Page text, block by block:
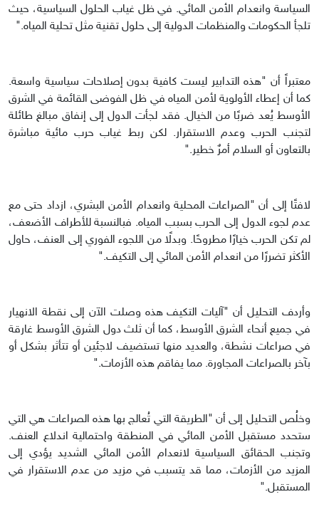
السياسة وانعدام الأمن المائي. في ظل غياب الحلول السياسية، حيث
تلجأ الحكومات والمنظمات الدولية إلى حلول تقنية مثل تحلية المياه."
معتبراً أن "هذه التدابير ليست كافية بدون إصلاحات سياسية واسعة.
كما أن إعطاء الأولوية لأمن المياه في ظل الفوضى القائمة في الشرق
الأوسط يُعد ضربًا من الخيال. فقد لجأت الدول إلى إنفاق مبالغ طائلة
لتجنب الحرب وعدم الاستقرار. لكن ربط غياب حرب مائية مباشرة
بالتعاون أو السلام أمرٌ خطير."
لافتًا إلى أن "الصراعات المحلية وانعدام الأمن البشري، ازداد حتى مع
عدم لجوء الدول إلى الحرب بسبب المياه. فبالنسبة للأطراف الأضعف،
لم تكن الحرب خيارًا مطروحًا. وبدلًا من اللجوء الفوري إلى العنف، حاول
الأكثر تضررًا من انعدام الأمن المائي إلى التكيف."
وأردف التحليل أن "آليات التكيف هذه وصلت الآن إلى نقطة الانهيار
في جميع أنحاء الشرق الأوسط، كما أن ثلث دول الشرق الأوسط غارقة
في صراعات نشطة، والعديد منها تستضيف لاجئين أو تتأثر بشكل أو
بآخر بالصراعات المجاورة. مما يفاقم هذه الأزمات."
وخلُص التحليل إلى أن "الطريقة التي تُعالج بها هذه الصراعات هي التي
ستحدد مستقبل الأمن المائي في المنطقة واحتمالية اندلاع العنف.
وتجنب الحقائق السياسية لانعدام الأمن المائي الشديد يؤدي إلى
المزيد من الأزمات، مما قد يتسبب في مزيد من عدم الاستقرار في
المستقبل."